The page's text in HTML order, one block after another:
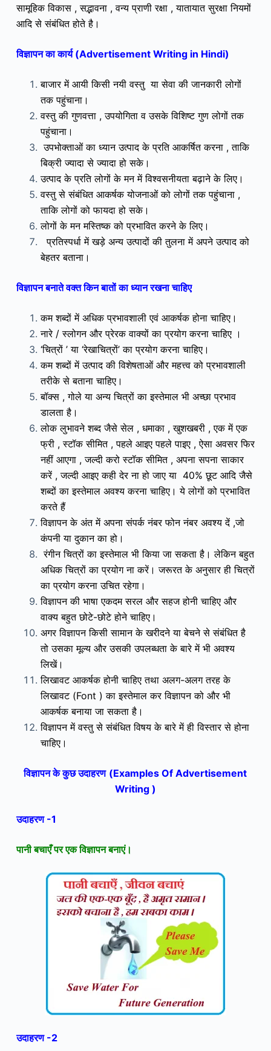
सामूहिकविकास , सद्भावना , वन्य प्राणी रक्षा , यातायात सुरक्षा नियमों
आदि से संबंधित होते है।
विज्ञापन का कार्य (Advertisement Writing in Hindi)
बाजार में आयी किसी नयी वस्तु या सेवा की जानकारी लोगों
तक पहुंचाना।
वस्तु की गुणवत्ता , उपयोगिता व उसके विशिष्ट गुण लोगों तक
पहुंचाना।
उपभोक्ताओं का ध्यान उत्पाद के प्रति आकर्षित करना , ताकि
बिक्री ज्यादा से ज्यादा हो सके।
उत्पाद के प्रति लोगों के मन में विश्वसनीयता बढ़ाने के लिए।
वस्तु से संबंधित आकर्षक योजनाओं को लोगों तक पहुंचाना ,
ताकि लोगों को फायदा हो सके।
लोगों के मन मस्तिष्क को प्रभावित करने के लिए।
प्रतिस्पर्धा में खड़े अन्य उत्पादों की तुलना में अपने उत्पाद को
बेहतर बताना।
विज्ञापन बनाते वक्त किन बातों का ध्यान रखना चाहिए
कम शब्दों में अधिक प्रभावशाली एवं आकर्षक होना चाहिए।
नारे / स्लोगन और प्रेरक वाक्यों का प्रयोग करना चाहिए ।
‘चित्रों ’ या ‘रेखाचित्रों’ का प्रयोग करना चाहिए।
कम शब्दों में उत्पाद की विशेषताओं और महत्त्व को प्रभावशाली
तरीके से बताना चाहिए।
बॉक्स , गोले या अन्य चित्रों का इस्तेमाल भी अच्छा प्रभाव
डालता है।
लोक लुभावने शब्द जैसे सेल , धमाका , खुशखबरी , एक में एक
फ्री , स्टॉक सीमित , पहले आइए पहले पाइए , ऐसा अवसर फिर
नहीं आएगा , जल्दी करो स्टॉक सीमित , अपना सपना साकार
करें , जल्दी आइए कही देर ना हो जाएया 40% छूट आदि जैसे
शब्दों का इस्तेमाल अवश्य करना चाहिए। ये लोगों को प्रभावित
करते हैं
विज्ञापन के अंत में अपना संपर्क नंबर फोन नंबर अवश्य दें ,जो
कंपनी या दुकान का हो।
रंगीन चित्रों का इस्तेमाल भी किया जा सकता है। लेकिनबहुत
अधिक चित्रों का प्रयोग ना करें। जरूरत के अनुसार ही चित्रों
का प्रयोग करना उचित रहेगा।
विज्ञापन की भाषा एकदम सरल और सहज होनी चाहिए और
वाक्य बहुत छोटे-छोटे होने चाहिए।
अगरविज्ञापनकिसी सामान के खरीदने या बेचने से संबंधित है
तो उसका मूल्य और उसकी उपलब्धता के बारे में भी अवश्य
लिखें।
लिखावट आकर्षक होनी चाहिए तथा अलग-अलग तरह के
लिखावट (Font ) का इस्तेमाल कर विज्ञापन को और भी
आकर्षक बनाया जा सकता है।
विज्ञापन में वस्तु से संबंधित विषय के बारे में ही विस्तार से होना
चाहिए।
विज्ञापन के कुछ उदाहरण (Examples Of Advertisement
Writing )
उदाहरण -1
पानी बचाएँ पर एक विज्ञापन बनाएं।
उदाहरण -2